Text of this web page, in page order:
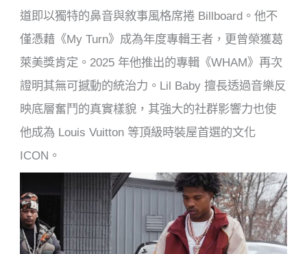
道即以獨特的鼻音與敘事風格席捲 Billboard。他不
僅憑藉《My Turn》成為年度專輯王者，更曾榮獲葛
萊美獎肯定。2025 年他推出的專輯《WHAM》再次
證明其無可撼動的統治力。Lil Baby 擅長透過音樂反
映底層奮鬥的真實樣貌，其強大的社群影響力也使
他成為 Louis Vuitton 等頂級時裝屋首選的文化
ICON。